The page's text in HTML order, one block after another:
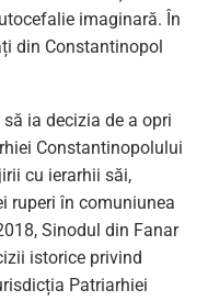
imaginară. În
din Constantinopol
ia decizia de a opri
Constantinopolului
cu ierarhii săi,
ruperi în comuniunea
Sinodul din Fanar
istorice privind
Patriarhiei